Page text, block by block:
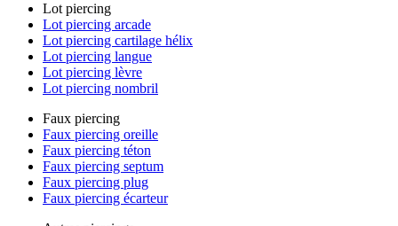
Lot piercing
Lot piercing arcade
Lot piercing cartilage hélix
Lot piercing langue
Lot piercing lèvre
Lot piercing nombril
Faux piercing
Faux piercing oreille
Faux piercing téton
Faux piercing septum
Faux piercing plug
Faux piercing écarteur